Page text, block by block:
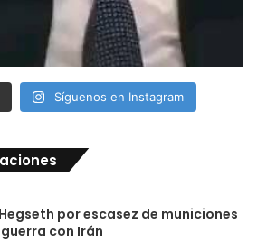
Síguenos en Instagram
por escasez de municiones
guerra con Irán